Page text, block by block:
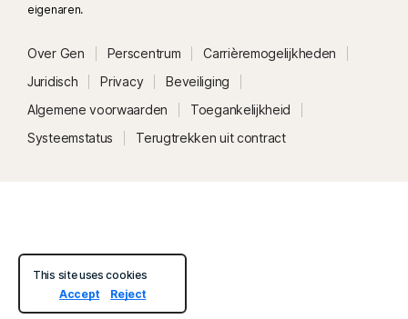
eigenaren.
Over Gen Perscentrum
Carrièremogelijkheden
Juridisch
Privacy
Beveiliging
Algemene voorwaarden
Toegankelijkheid
Systeemstatus
Terugtrekken uit contract
This site uses cookies
Accept
Reject